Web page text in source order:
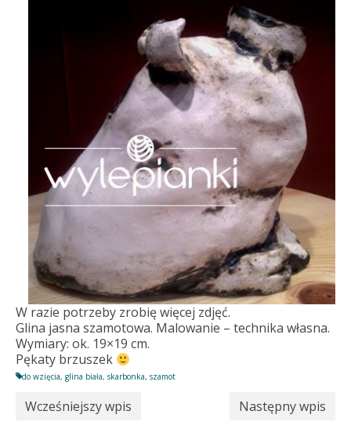
W razie potrzeby zrobię więcej zdjęć.
Glina jasna szamotowa. Malowanie – technika własna.
Wymiary: ok. 19×19 cm.
Pękaty brzuszek
do wzięcia, glina biała, skarbonka, szamot
Wcześniejszy wpis Następny wpis